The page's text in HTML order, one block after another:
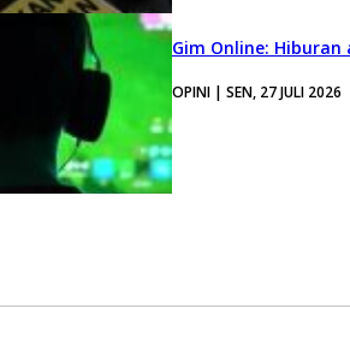
Gim Online:
OPINI | SEN, 27 JULI 2026